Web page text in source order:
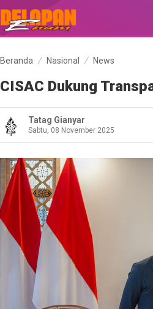
Beranda Nasional News
CISAC Dukung
Tatag Gianyar
Sabtu, 08 November 2025